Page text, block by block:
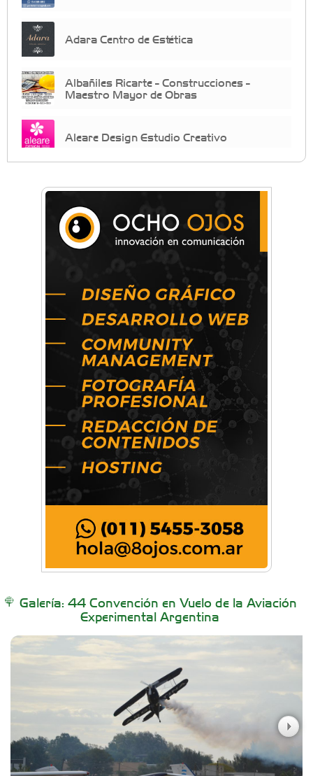
Adara Centro de Estética
Albañiles Ricarte - Construcciones -
Maestro Mayor de Obras
Aleare Design Estudio Creativo
Almacén Chiche
Anahata: Mindfullness - Psicología -
Bienestar Emocional - Coaching
Arq. Horacio Alejandro Sánchez
Artística ApasionArte
Artística Catalina
Artística Veral
BAIC Ramos Mejía
Brisé Estudio de Danzas
Carniceria y granja El Viejo Peña
Clima Castelar
Galería: 44 Convención en Vuelo de la Aviación
Experimental Argentina